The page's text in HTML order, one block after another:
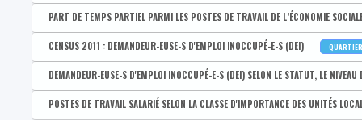
CENSUS 2011 : Nombre d'indépendants : total
CENSUS 2011 : Nombre d'indépendants : hommes
CENSUS 2011 : Nombre d'indépendants : femmes
CENSUS 2011 : Nombre d'indépendants (aidants non compris)
CENSUS 2011 : Nombre d'indépendant aidants
Disponible par :Commune - Arrondissement - Province - Bassin EFE - Zone de
Nombre total d'indépendant-e-s ou aidant-e-s
Nombre d'hommes indépendants ou aidaints
Nombre de femmes indépendantes ou aidantes
Nombre d'indépendant-e-s ou d'aidant-e-s de 15-24 ans
PART DE TEMPS PARTIEL PARMI LES POSTES DE TRAVAIL DE L’ÉCONOMIE
Disponible par : Commune - Arrondissement - Province - Bassin EFE - Zone de
Part totale de temps partiel parmi les postes de travail de
Part de temps partiel parmi les postes de travail de
CENSUS 2011 : DEMANDEUR-EUSE-S D'EMPLOI INOCCUPÉ-E-S (DEI)
Disponible par :Commune - Arrondissement - Province - Bassin EFE - Zone de
CENSUS 2011 : Nombre de demandeurs d'emploi inoccupés
DEMANDEUR-EUSE-S D'EMPLOI INOCCUPÉ-E-S (DEI) SELON LE STATUT, LE NIVEAU
Disponible par :Commune - Arrondissement - Province - Bassin EFE - Zone de
POSTES DE TRAVAIL SALARIÉ SELON LA CLASSE D'IMPORTANCE DES UNITÉS